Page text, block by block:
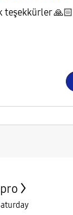
teşekkürler🙏🏻